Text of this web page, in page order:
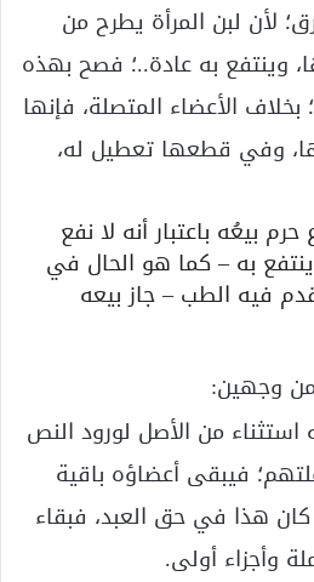
لأن لبن المرأة يطرح من
وينتفع به عادة..؛ فصح بهذه
بخلاف الأعضاء المتصلة، فإنها
وفي قطعها تعطيل له،
بيعُه باعتبار أنه لا نفع
ينتفع به – كما هو الحال في
فيه الطب – جاز بيعه
من وجهين:
استثناء من الأصل لورود النص
فيبقى أعضاؤه باقية
كان هذا في حق العبد، فبقاء
وأجزاء أولى.